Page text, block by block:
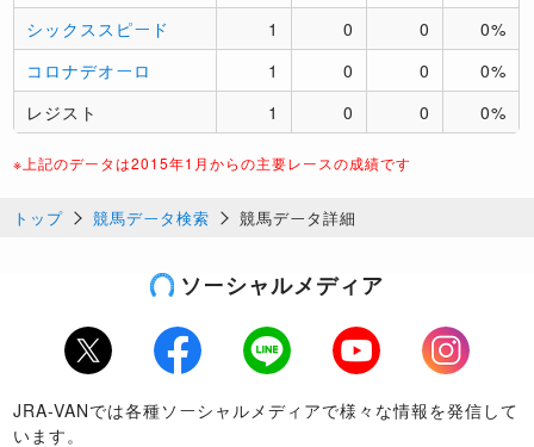
シックススピード 1 0 0
0%
コロナデオーロ
1 0 0
0%
レジスト
1 0 0 0%
※上記のデータは2015年1月からの主要レースの成績です
トップ 競馬データ検索 競馬データ詳細
ソーシャルメディア
Twitter Facebook LINE Youtube
Instagram
JRA-VANでは各種ソーシャルメディアで様々な情報を発信して
います。